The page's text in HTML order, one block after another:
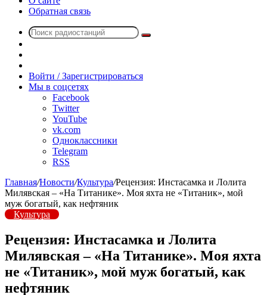
Обратная связь
Поиск
радио
Войти / Зарегистрироваться
Мы в соцсетях
Facebook
Twitter
YouTube
vk.com
Одноклассники
Telegram
RSS
Главная/Новости/Культура/Рецензия: Инстасамка и Лолита
Милявская – «На Титанике». Моя яхта не «Титаник», мой
муж богатый, как нефтяник
Культура
Рецензия: Инстасамка и Лолита
Милявская – «На Титанике». Моя яхта
не «Титаник», мой муж богатый, как
нефтяник